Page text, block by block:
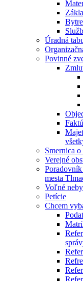
Úradná
Povinné
Smernica
Verejné
mesta
Voľné
Petície
Chcem